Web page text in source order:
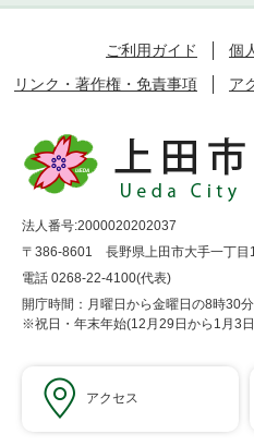
ご利用ガイド
個
リンク・著作権・免責事項
ア
法人番号:2000020202037
〒386-8601 長野県上田市大手一丁目
電話 0268-22-4100(代表)
開庁時間：月曜日から金曜日の8時30
※祝日・年末年始(12月29日から1月3日
アクセス